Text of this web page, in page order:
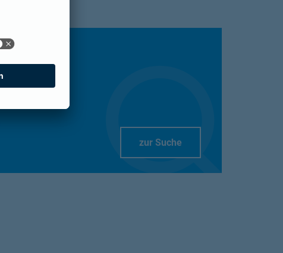
zur Suche